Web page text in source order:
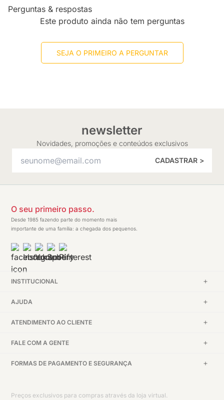
Perguntas & respostas
Este produto ainda não tem perguntas
SEJA O PRIMEIRO A PERGUNTAR
newsletter
Novidades, promoções e conteúdos exclusivos
CADASTRAR >
O seu primeiro passo.
Desde 1985 fazendo parte do momento mais
importante de uma família: a chegada dos pequenos.
INSTITUCIONAL
AJUDA
ATENDIMENTO AO CLIENTE
FALE COM A GENTE
FORMAS DE PAGAMENTO E SEGURANÇA
Preços exclusivos para compras através da loja virtual.